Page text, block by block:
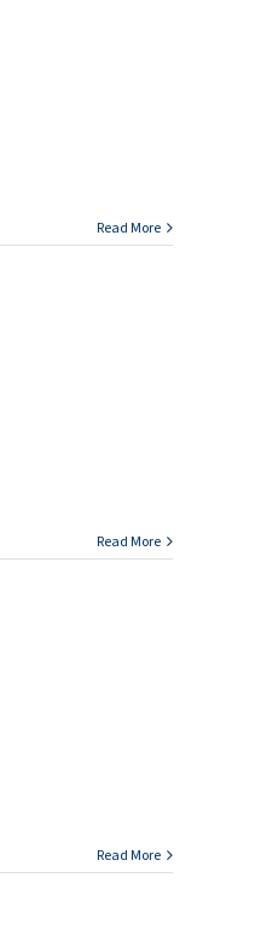
Read More
Read More
Read More